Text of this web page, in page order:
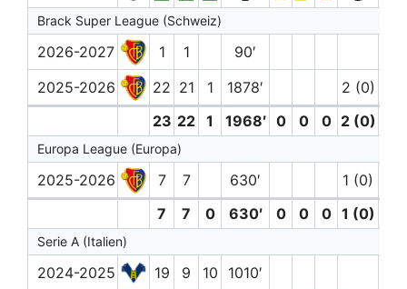
Brack Super League (Schweiz)
2026-2027 1 1
90′
2025-2026
22 21 1 1878′
2 (0)
23 22 1 1968′ 0 0 0 2 (0)
Europa League (Europa)
2025-2026 7 7 630′
1 (0)
7
7 0 630′ 0 0 0 1 (0)
Serie A (Italien)
2024-2025 19 9 10
1010′